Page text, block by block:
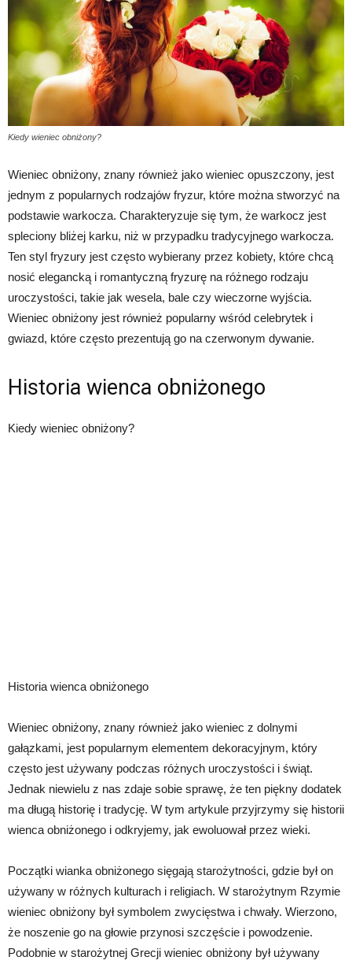
Kiedy wieniec obniżony?
Wieniec obniżony, znany również jako wieniec opuszczony, jest
jednym z popularnych rodzajów fryzur, które można stworzyć na
podstawie warkocza. Charakteryzuje się tym, że warkocz jest
spleciony bliżej karku, niż w przypadku tradycyjnego warkocza.
Ten styl fryzury jest często wybierany przez kobiety, które chcą
nosić elegancką i romantyczną fryzurę na różnego rodzaju
uroczystości, takie jak wesela, bale czy wieczorne wyjścia.
Wieniec obniżony jest również popularny wśród celebrytek i
gwiazd, które często prezentują go na czerwonym dywanie.
Historia wienca obniżonego
Kiedy wieniec obniżony?
Historia wienca obniżonego
Wieniec obniżony, znany również jako wieniec z dolnymi
gałązkami, jest popularnym elementem dekoracyjnym, który
często jest używany podczas różnych uroczystości i świąt.
Jednak niewielu z nas zdaje sobie sprawę, że ten piękny dodatek
ma długą historię i tradycję. W tym artykule przyjrzymy się historii
wienca obniżonego i odkryjemy, jak ewoluował przez wieki.
Początki wianka obniżonego sięgają starożytności, gdzie był on
używany w różnych kulturach i religiach. W starożytnym Rzymie
wieniec obniżony był symbolem zwycięstwa i chwały. Wierzono,
że noszenie go na głowie przynosi szczęście i powodzenie.
Podobnie w starożytnej Grecji wieniec obniżony był używany